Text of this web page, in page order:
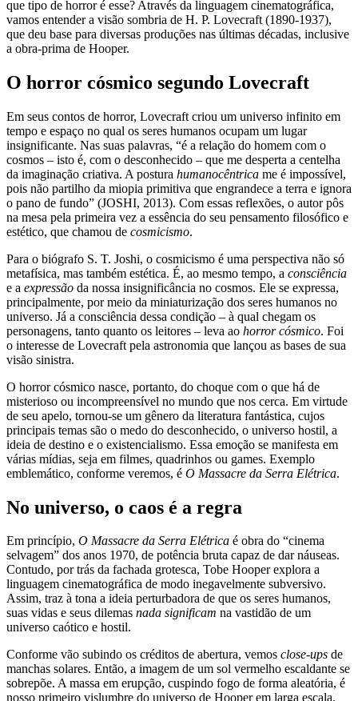
que tipo de horror é esse? Através da linguagem cinematográfica,
vamos entender a visão sombria de H. P. Lovecraft (1890-1937),
que deu base para diversas produções nas últimas décadas, inclusive
a obra-prima de Hooper.
O horror cósmico segundo Lovecraft
Em seus contos de horror, Lovecraft criou um universo infinito em
tempo e espaço no qual os seres humanos ocupam um lugar
insignificante. Nas suas palavras, “é a relação do homem com o
cosmos – isto é, com o desconhecido – que me desperta a centelha
da imaginação criativa. A postura humanocêntrica me é impossível,
pois não partilho da miopia primitiva que engrandece a terra e ignora
o pano de fundo” (JOSHI, 2013). Com essas reflexões, o autor pôs
na mesa pela primeira vez a essência do seu pensamento filosófico e
estético, que chamou de cosmicismo.
Para o biógrafo S. T. Joshi, o cosmicismo é uma perspectiva não só
metafísica, mas também estética. É, ao mesmo tempo, a consciência
e a expressão da nossa insignificância no cosmos. Ele se expressa,
principalmente, por meio da miniaturização dos seres humanos no
universo. Já a consciência dessa condição – à qual chegam os
personagens, tanto quanto os leitores – leva ao horror cósmico. Foi
o interesse de Lovecraft pela astronomia que lançou as bases de sua
visão sinistra.
O horror cósmico nasce, portanto, do choque com o que há de
misterioso ou incompreensível no mundo que nos cerca. Em virtude
de seu apelo, tornou-se um gênero da literatura fantástica, cujos
principais temas são o medo do desconhecido, o universo hostil, a
ideia de destino e o existencialismo. Essa emoção se manifesta em
várias mídias, seja em filmes, quadrinhos ou games. Exemplo
emblemático, conforme veremos, é O Massacre da Serra Elétrica.
No universo, o caos é a regra
Em princípio, O Massacre da Serra Elétrica é obra do “cinema
selvagem” dos anos 1970, de potência bruta capaz de dar náuseas.
Contudo, por trás da fachada grotesca, Tobe Hooper explora a
linguagem cinematográfica de modo inegavelmente subversivo.
Assim, traz à tona a ideia perturbadora de que os seres humanos,
suas vidas e seus dilemas nada significam na vastidão de um
universo caótico e hostil.
Conforme vão subindo os créditos de abertura, vemos close-ups de
manchas solares. Então, a imagem de um sol vermelho escaldante se
sobrepõe. A massa em erupção, cuspindo fogo de forma aleatória, é
nosso primeiro vislumbre do universo de Hooper em larga escala.